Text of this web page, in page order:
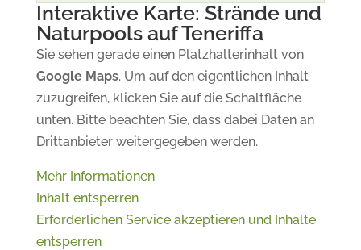
Interaktive Karte: Strände und
Naturpools auf Teneriffa
Sie sehen gerade einen Platzhalterinhalt von
Google Maps. Um auf den eigentlichen Inhalt
zuzugreifen, klicken Sie auf die Schaltfläche
unten. Bitte beachten Sie, dass dabei Daten an
Drittanbieter weitergegeben werden.
Mehr Informationen
Inhalt entsperren
Erforderlichen Service akzeptieren und Inhalte
entsperren